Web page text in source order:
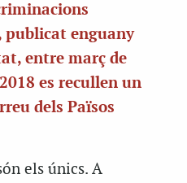
publicat enguany
entre març de
es recullen un
dels Països
els únics. A